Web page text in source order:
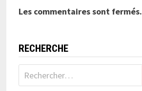
Les commentaires sont fermés.
RECHERCHE
Rechercher :